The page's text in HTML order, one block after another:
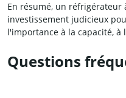
En résumé, un réfrigérateur
investissement judicieux
l'importance à la capacité,
Questions